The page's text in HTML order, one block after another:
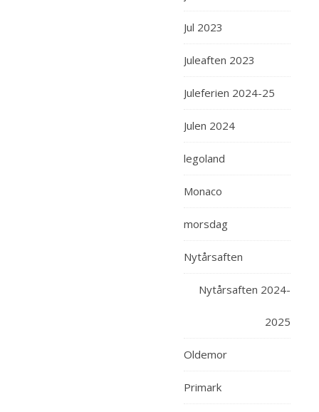
Jul 2023
Juleaften 2023
Juleferien 2024-25
Julen 2024
legoland
Monaco
morsdag
Nytårsaften
Nytårsaften 2024-
2025
Oldemor
Primark